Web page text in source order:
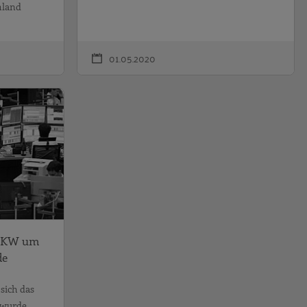
01.05.2020
um
das